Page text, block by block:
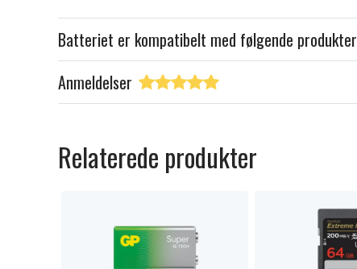
Batteriet er kompatibelt med følgende produkter
Anmeldelser
Relaterede produkter